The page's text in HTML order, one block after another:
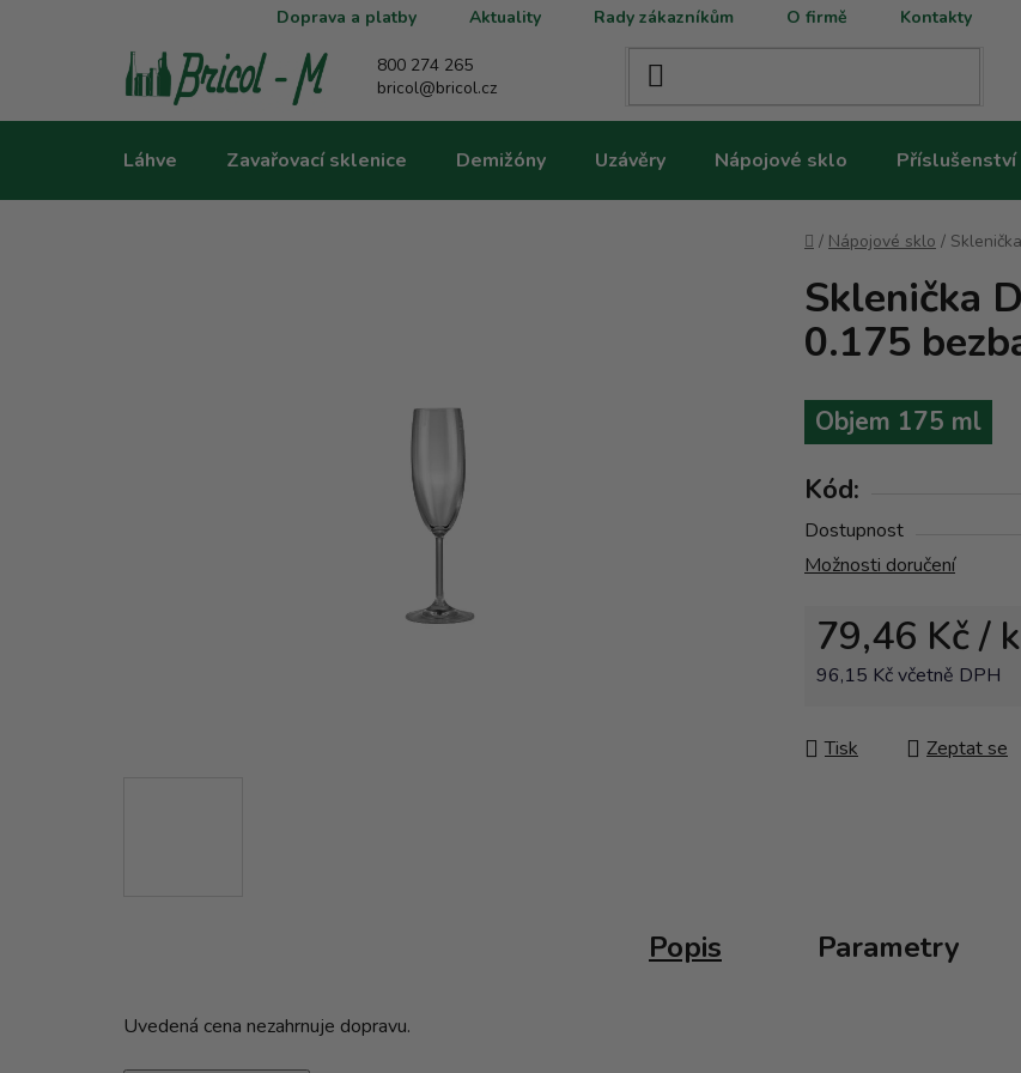
Doprava a platby Aktuality Rady zákazníkům O firmě Kontakty
800 274 265
bricol@bricol.cz
Láhve Zavařovací sklenice Demižóny Uzávěry Nápojové sklo Příslušenství
Domů
/ Nápojové sklo /
Sklenička
0.175
Objem 175 ml
Kód:
Dostupnost
Možnosti doručení
79,46 Kč/
96,15 Kč včetně DPH
Tisk Zeptat se
Popis Parametry
Uvedená cena nezahrnuje dopravu.